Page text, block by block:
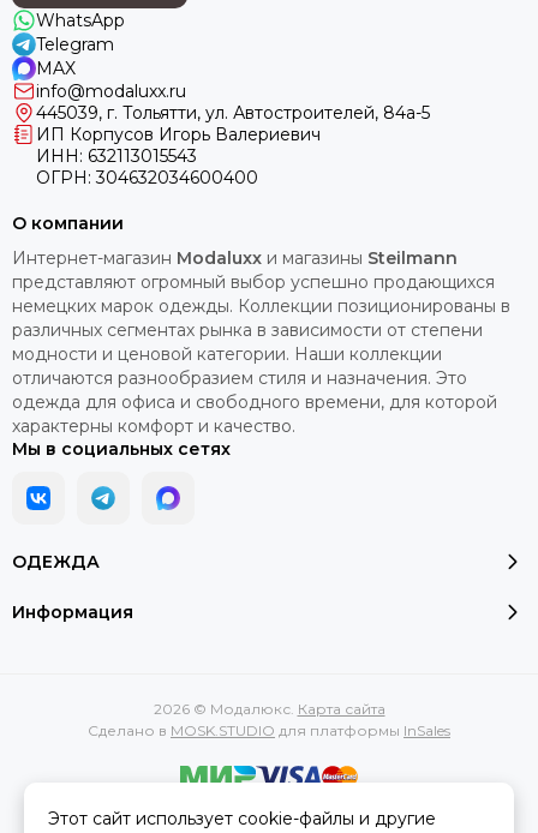
WhatsApp
Telegram
MAX
info@modaluxx.ru
445039, г. Тольятти, ул. Автостроителей, 84а-5
ИП Корпусов Игорь Валериевич
ИНН: 632113015543
ОГРН: 304632034600400
ОДЕЖДА
Информация
О компании
Интернет-магазин Modaluxx и магазины Steilmann
представляют огромный выбор успешно продающихся
немецких марок одежды. Коллекции позиционированы в
различных сегментах рынка в зависимости от степени
модности и ценовой категории. Наши коллекции
отличаются разнообразием стиля и назначения. Это
одежда для офиса и свободного времени, для которой
характерны комфорт и качество.
Мы в социальных сетях
2026 © Модалюкс. Карта сайта
Сделано в MOSK.STUDIO для платформы InSales
Вся представленная на сайте информация, касающаяся
Этот сайт использует cookie-файлы и другие